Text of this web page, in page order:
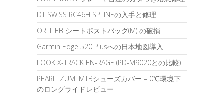
DT SWISS RC46H SPLINEの入手と修理
ORTLIEB シートポストバッグ(M) の破損
Garmin Edge 520 Plusへの日本地図導入
LOOK X-TRACK EN-RAGE (PD-M9020との比較)
PEARL iZUMi MTBシューズカバー – 0℃環境下
のロングライドレビュー